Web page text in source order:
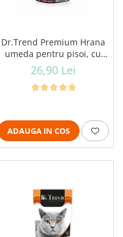
Dr.Trend Premium Hrana
umeda pentru pisoi, cu
iepure, 12x85g
26,90 Lei
ADAUGA IN COS